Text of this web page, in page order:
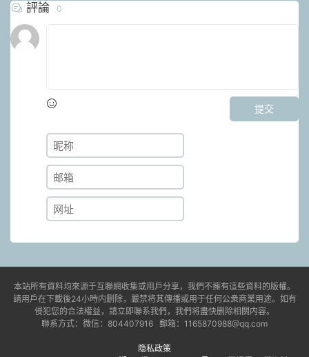
評論 0
提交
本站所有資料均來源于互聯網收集或用戶分享，我們不擁有這些資料的版權。
請用戶在下載後24小時内删除，嚴禁将其傳播或用于任何公衆商業用途。如有
侵犯您的合法權益，請立即聯系我們，我們将盡快删除相關内容。
聯系方式：微信：804407916 郵箱：1165870988@qq.com
隐私政策